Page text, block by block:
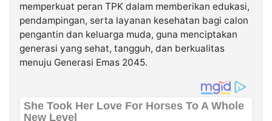
memperkuat peran TPK dalam memberikan edukasi,
pendampingan, serta layanan kesehatan bagi calon
pengantin dan keluarga muda, guna menciptakan
generasi yang sehat, tangguh, dan berkualitas
menuju Generasi Emas 2045.